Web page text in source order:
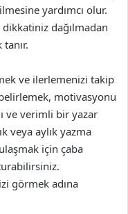
yardımcı olur.
dikkatiniz dağılmadan
ve ilerlemenizi takip
motivasyonu
ve verimli bir yazar
veya aylık yazma
için çaba
görmek adına